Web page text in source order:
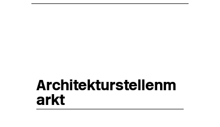
Architekturstellenm
arkt